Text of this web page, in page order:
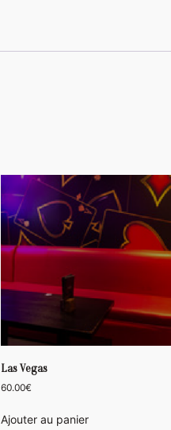
Las Vegas
60.00€
Ajouter au panier